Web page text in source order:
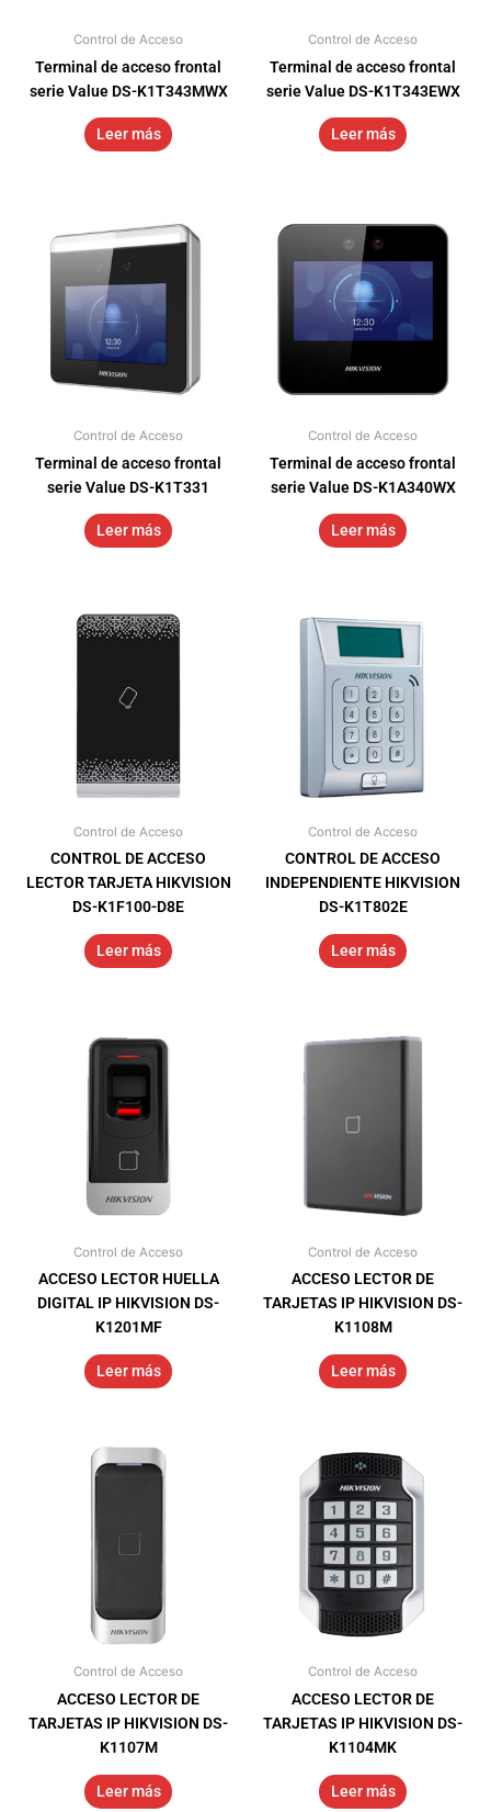
Control de Acceso
Terminal de acceso frontal
serie Value DS-K1T343MWX
Leer más
Control de Acceso
Terminal de acceso frontal
serie Value DS-K1T343EWX
Leer más
Control de Acceso
Terminal de acceso frontal
serie Value DS-K1T331
Leer más
Control de Acceso
Terminal de acceso frontal
serie Value DS-K1A340WX
Leer más
Control de Acceso
CONTROL DE ACCESO
LECTOR TARJETA HIKVISION
DS-K1F100-D8E
Leer más
Control de Acceso
CONTROL DE ACCESO
INDEPENDIENTE HIKVISION
DS-K1T802E
Leer más
Control de Acceso
ACCESO LECTOR HUELLA
DIGITAL IP HIKVISION DS-
K1201MF
Leer más
Control de Acceso
ACCESO LECTOR DE
TARJETAS IP HIKVISION DS-
K1108M
Leer más
Control de Acceso
ACCESO LECTOR DE
TARJETAS IP HIKVISION DS-
K1107M
Leer más
Control de Acceso
ACCESO LECTOR DE
TARJETAS IP HIKVISION DS-
K1104MK
Leer más